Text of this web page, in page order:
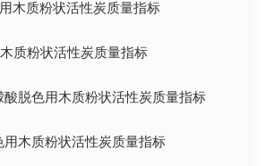
木质粉状活性炭质量指标
质粉状活性炭质量指标
酸脱色用木质粉状活性炭质量指标
用木质粉状活性炭质量指标